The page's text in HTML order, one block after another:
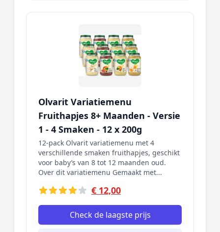
Olvarit Variatiemenu
Fruithapjes 8+ Maanden - Versie
1 - 4 Smaken - 12 x 200g
12-pack Olvarit variatiemenu met 4
verschillende smaken fruithapjes, geschikt
voor baby’s van 8 tot 12 maanden oud.
Over dit variatiemenu Gemaakt met...
€ 12,00
Check de laagste prijs